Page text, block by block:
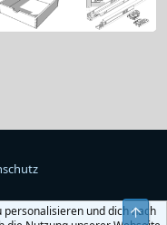
personalisieren und dich nach